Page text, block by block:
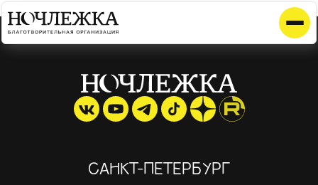
Элемент не найден!
САНКТ-ПЕТЕРБУРГ